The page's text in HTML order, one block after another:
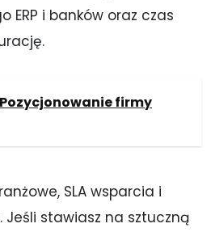
ERP i banków oraz czas
Pozycjonowanie firmy
SLA wsparcia i
stawiasz na sztuczną